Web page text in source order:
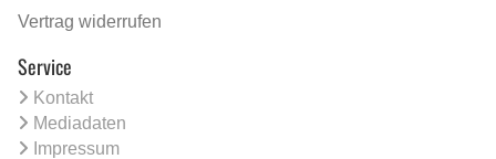
Vertrag widerrufen
Service
Kontakt
Mediadaten
Impressum